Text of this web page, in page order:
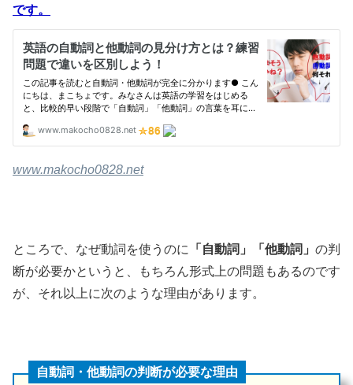
です。
www.makocho0828.net
ところで、なぜ動詞を使うのに 「自動詞」「他動詞」 の判
断が必要かというと、もちろん形式上の問題もあるのです
が、それ以上に次のような理由があります。
自動詞・他動詞の判断が必要な理由